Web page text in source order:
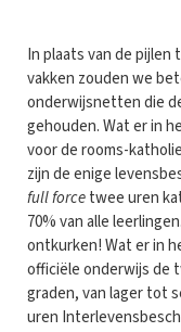
In plaats van de
vakken zouden we
onderwijsnetten die
gehouden. Wat er in
voor de rooms-
zijn de enige
full forcetwee uren
70% van alle
ontkurken! Wat er in
officiële onderwijs de
graden, van lager tot
uren